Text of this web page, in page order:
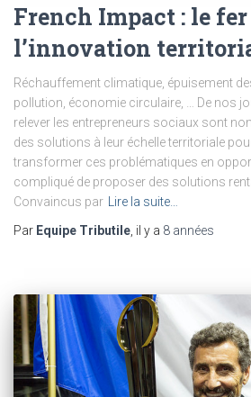
French Impact : le fer
l’innovation
Réchauffement climatique, épuisement
pollution, économie circulaire, … De nos
relever les entrepreneurs sociaux sont
des solutions à leur échelle territoriale
transformer ces problématiques en
compliqué de proposer des solutions
Convaincus par
Lire la suite…
Par Equipe Tributile , il y a 8 années